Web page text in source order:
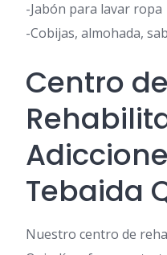
-Jabón para lavar ropa
-Cobijas, almohada,
Centro de
Tebaida
Nuestro centro de